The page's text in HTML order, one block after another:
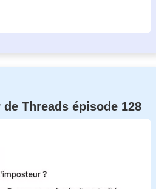
Threads épisode 128